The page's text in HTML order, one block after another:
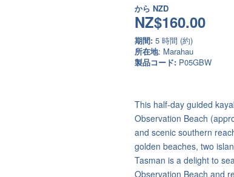
から NZD
NZ$160.00
期間: 5 時間 (約)
所在地: Marahau
製品コード: P05GBW
This half-day guided
Observation Beach
and scenic southern
golden beaches, two
Tasman is a delight to
Observation Beach and